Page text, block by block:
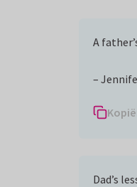
A
–
Dad’s